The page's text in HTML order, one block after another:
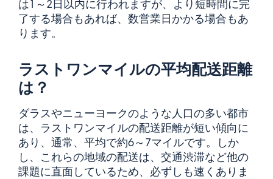
は1～2日以内に行われますが、より短時間に完
了する場合もあれば、数営業日かかる場合もあ
ります。
ラストワンマイルの平均配送距離
は？
ダラスやニューヨークのような人口の多い都市
は、ラストワンマイルの配送距離が短い傾向に
あり、通常、平均で約6～7マイルです。しか
し、これらの地域の配送は、交通渋滞など他の
課題に直面しているため、必ずしも速くありま